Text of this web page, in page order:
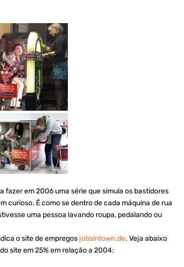
fazer em 2006 uma série que simula os bastidores
curioso. É como se dentro de cada máquina de rua
uma pessoa lavando roupa, pedalando ou
o site de empregos jobsintown.de. Veja abaixo
site em 25% em relação a 2004: